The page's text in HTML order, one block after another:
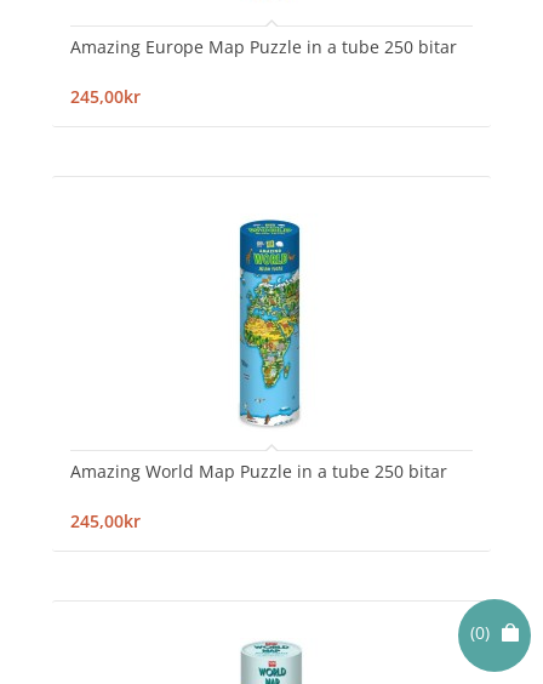
(0)
Amazing Europe Map Puzzle in a tube 250 bitar
245,00kr
Amazing World Map Puzzle in a tube 250 bitar
245,00kr